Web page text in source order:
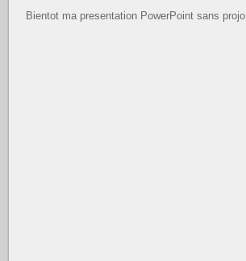
Bientot ma presentation PowerPoint sans